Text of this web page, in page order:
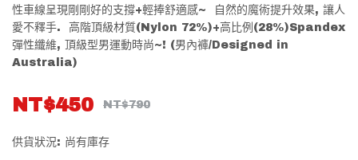
性車線呈現剛剛好的支撐+輕捧舒適感~ 自然的魔術提升效果, 讓人
愛不釋手. 高階頂級材質(Nylon 72%)+高比例(28%)Spandex
彈性纖維, 頂級型男運動時尚~! (男內褲/Designed in
Australia)
NT$450 NT$790
供貨狀況: 尚有庫存